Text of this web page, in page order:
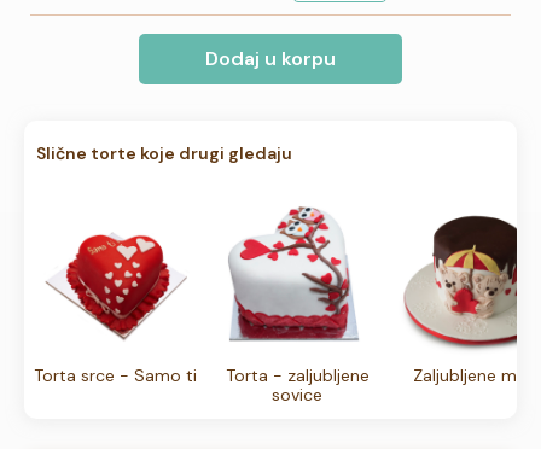
Dodaj u korpu
Slične torte koje drugi gledaju
Torta srce - Samo ti
Torta - zaljubljene
sovice
Zaljubljene